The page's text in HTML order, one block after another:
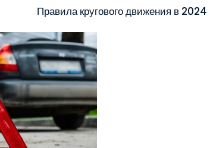
Правила кругового движения в 2024